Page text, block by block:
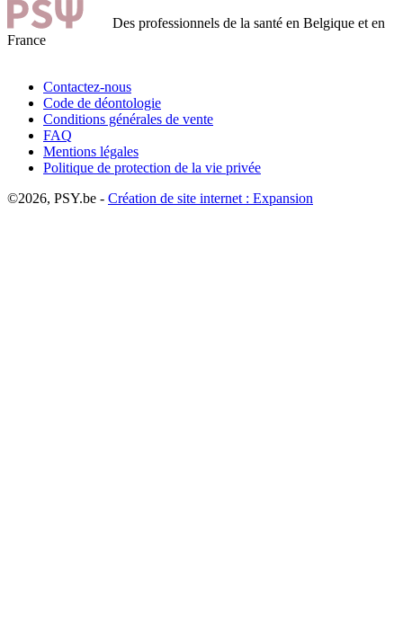
Des professionnels de la santé en Belgique et en
France
Contactez-nous
Code de déontologie
Conditions générales de vente
FAQ
Mentions légales
Politique de protection de la vie privée
©2026, PSY.be - Création de site internet : Expansion